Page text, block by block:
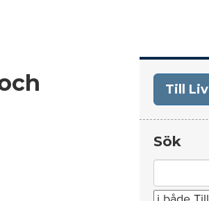
Till Liv
Sök
for: